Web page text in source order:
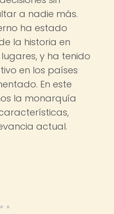
a nadie más.
ha estado
la historia en
y ha tenido
en los países
En este
la monarquía
actual.